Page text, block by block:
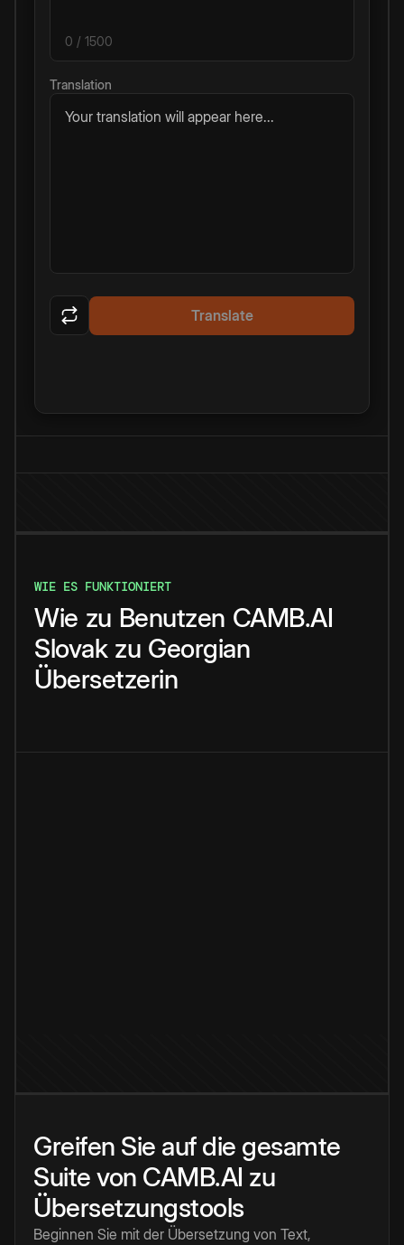
0 / 1500
Translation
Your translation will appear here...
Translate
WIE ES FUNKTIONIERT
Wie zu Benutzen CAMB.AI
Slovak zu Georgian
Übersetzerin
Greifen Sie auf die gesamte
Suite von CAMB.AI zu
Übersetzungstools
Beginnen Sie mit der Übersetzung von Text,